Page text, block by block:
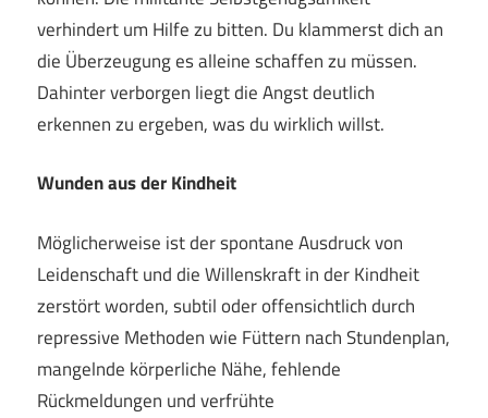
verhindert um Hilfe zu bitten. Du klammerst dich an
die Überzeugung es alleine schaffen zu müssen.
Dahinter verborgen liegt die Angst deutlich
erkennen zu ergeben, was du wirklich willst.
Wunden aus der Kindheit
Möglicherweise ist der spontane Ausdruck von
Leidenschaft und die Willenskraft in der Kindheit
zerstört worden, subtil oder offensichtlich durch
repressive Methoden wie Füttern nach Stundenplan,
mangelnde körperliche Nähe, fehlende
Rückmeldungen und verfrühte